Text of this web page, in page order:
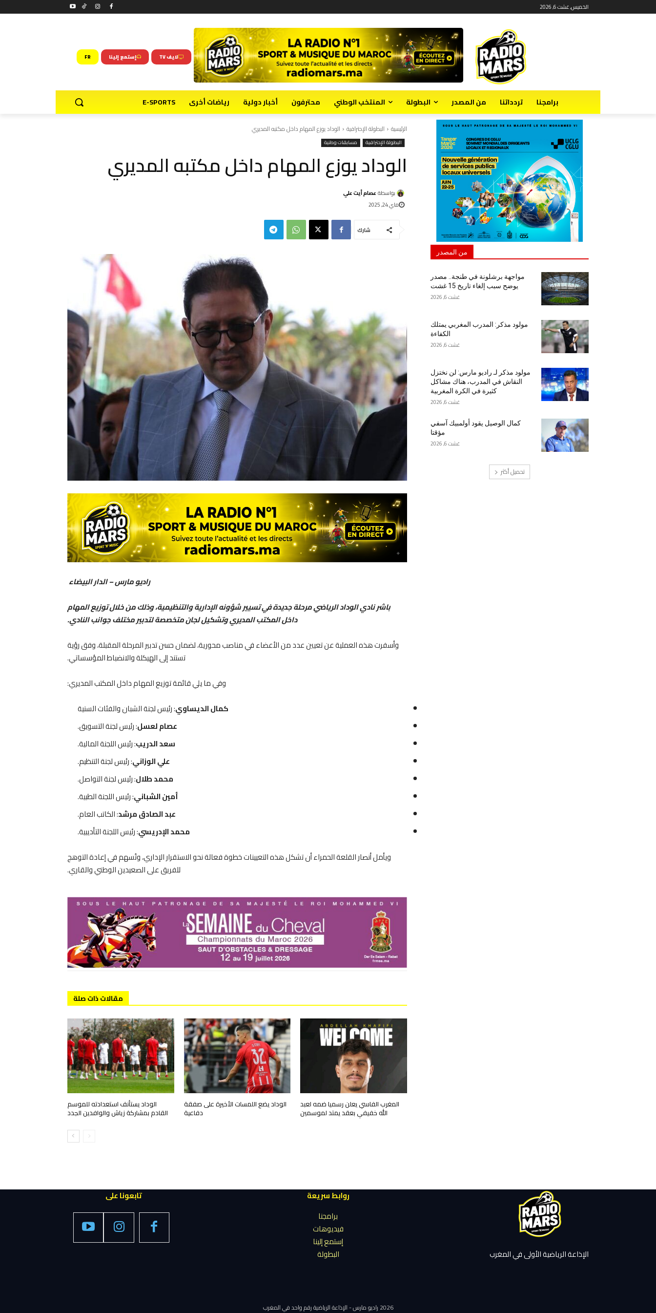
الخميس, غشت 6, 2026
لايف TV إستمع إلينا FR
برامجنا تردداتنا من المصدر البطولة المنتخب الوطني محترفون أخبار دولية رياضات أخرى E-SPORTS
الرئيسية البطولة الإحترافية الوداد يوزع المهام داخل مكتبه المديري
البطولة الإحترافية مسابقات وطنية
الوداد يوزع المهام داخل مكتبه المديري
بواسطة عصام أيت علي
ماي 24, 2025
شارك
راديو مارس – الدار البيضاء
باشر نادي الوداد الرياضي مرحلة جديدة في تسيير شؤونه الإدارية والتنظيمية، وذلك من خلال توزيع المهام
داخل المكتب المديري وتشكيل لجان متخصصة لتدبير مختلف جوانب النادي.
وأسفرت هذه العملية عن تعيين عدد من الأعضاء في مناصب محورية، لضمان حسن تدبير المرحلة المقبلة، وفق رؤية
تستند إلى الهيكلة والانضباط المؤسساتي.
وفي ما يلي قائمة توزيع المهام داخل المكتب المديري:
كمال الديساوي: رئيس لجنة الشبان والفئات السنية
عصام لعسل: رئيس لجنة التسويق.
سعد الدريب: رئيس اللجنة المالية.
علي الوزاني: رئيس لجنة التنظيم.
محمد طلال: رئيس لجنة التواصل.
أمين الشباني: رئيس اللجنة الطبية.
عبد الصادق مرشد: الكاتب العام.
محمد الإدريسي: رئيس اللجنة التأديبية.
ويأمل أنصار القلعة الحمراء أن تشكل هذه التعيينات خطوة فعالة نحو الاستقرار الإداري، وتُسهم في إعادة التوهج
للفريق على الصعيدين الوطني والقاري.
مقالات ذات صلة
المغرب الفاسي يعلن رسميا ضمه لعبد
الله خفيفي بعقد يمتد لموسمين
الوداد يضع اللمسات الأخيرة على صفقة
دفاعية
الوداد يستأنف استعدادته للموسم
القادم بمشاركة زياش والوافدين الجدد
من المصدر
مواجهة برشلونة في طنجة.. مصدر
يوضح سبب إلغاء تاريخ 15 غشت
غشت 6, 2026
مولود مذكر: المدرب المغربي يمتلك
الكفاءة
غشت 6, 2026
مولود مذكر لـ راديو مارس: لن نختزل
النقاش في المدرب، هناك مشاكل
كثيرة في الكرة المغربية
غشت 6, 2026
كمال الوصيل يقود أولمبيك آسفي
مؤقتا
غشت 6, 2026
تحميل أكثر
تابعونا على
روابط سريعة
برامجنا
فيديوهات
إستمع إلينا
البطولة
الإذاعة الرياضية الأولى في المغرب
2026 راديو مارس - الإذاعة الرياضية رقم واحد في المغرب